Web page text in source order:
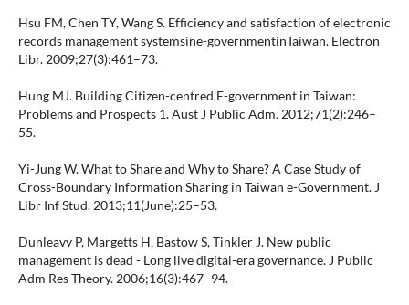
Hsu FM, Chen TY, Wang S. Efficiency and satisfaction of electronic
records management systemsine-governmentinTaiwan. Electron
Libr. 2009;27(3):461–73.
Hung MJ. Building Citizen-centred E-government in Taiwan:
Problems and Prospects 1. Aust J Public Adm. 2012;71(2):246–
55.
Yi-Jung W. What to Share and Why to Share? A Case Study of
Cross-Boundary Information Sharing in Taiwan e-Government. J
Libr Inf Stud. 2013;11(June):25–53.
Dunleavy P, Margetts H, Bastow S, Tinkler J. New public
management is dead - Long live digital-era governance. J Public
Adm Res Theory. 2006;16(3):467–94.